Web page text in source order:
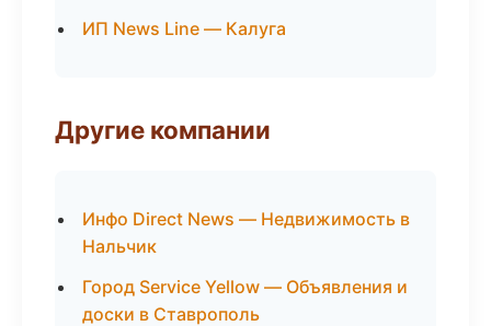
ИП News Line — Калуга
Другие компании
Инфо Direct News — Недвижимость в
Нальчик
Город Service Yellow — Объявления и
доски в Ставрополь